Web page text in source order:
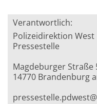
Verantwortlich:
Polizeidirektion West
Pressestelle
Magdeburger Straße
14770 Brandenburg